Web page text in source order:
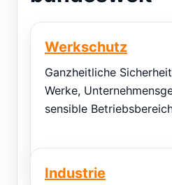
Werkschutz
Ganzheitliche
Werke,
sensible
Industrie